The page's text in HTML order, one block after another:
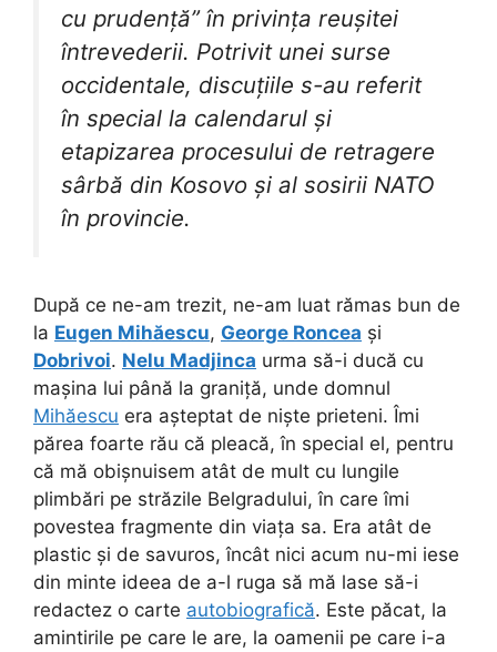
cu prudență” în privința reușitei
întrevederii. Potrivit unei surse
occidentale, discuțiile s-au referit
în special la calendarul și
etapizarea procesului de retragere
sârbă din Kosovo și al sosirii NATO
în provincie.
După ce ne-am trezit, ne-am luat rămas bun de
la Eugen Mihăescu, George Roncea și
Dobrivoi. Nelu Madjinca urma să-i ducă cu
mașina lui până la graniță, unde domnul
Mihăescu era așteptat de niște prieteni. Îmi
părea foarte rău că pleacă, în special el, pentru
că mă obișnuisem atât de mult cu lungile
plimbări pe străzile Belgradului, în care îmi
povestea fragmente din viața sa. Era atât de
plastic și de savuros, încât nici acum nu-mi iese
din minte ideea de a-l ruga să mă lase să-i
redactez o carte autobiografică. Este păcat, la
amintirile pe care le are, la oamenii pe care i-a